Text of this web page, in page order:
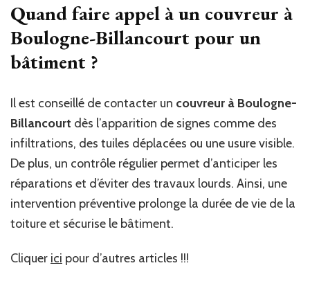
Quand faire appel à un couvreur à
Boulogne-Billancourt pour un
bâtiment ?
Il est conseillé de contacter un couvreur à Boulogne-
Billancourt dès l’apparition de signes comme des
infiltrations, des tuiles déplacées ou une usure visible.
De plus, un contrôle régulier permet d’anticiper les
réparations et d’éviter des travaux lourds. Ainsi, une
intervention préventive prolonge la durée de vie de la
toiture et sécurise le bâtiment.
Cliquer ici pour d’autres articles !!!